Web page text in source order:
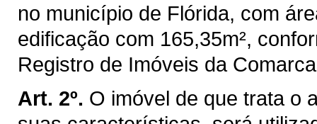
no município de Flórida, com
edificação com 165,35m²,
Registro de Imóveis da
Art. 2º. O imóvel de que trata o